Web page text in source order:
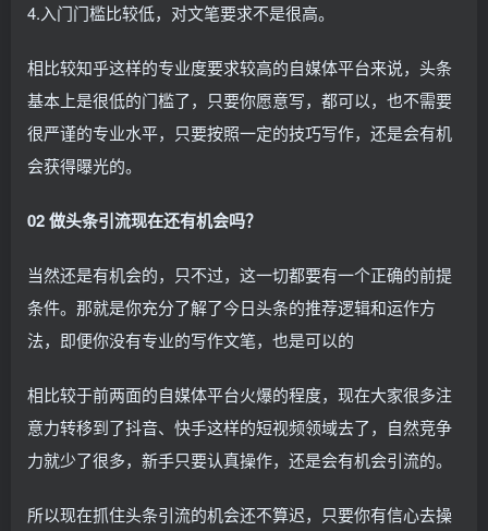
4.入门门槛比较低，对文笔要求不是很高。
相比较知乎这样的专业度要求较高的自媒体平台来说，头条
基本上是很低的门槛了，只要你愿意写，都可以，也不需要
很严谨的专业水平，只要按照一定的技巧写作，还是会有机
会获得曝光的。
02 做头条引流现在还有机会吗？
当然还是有机会的，只不过，这一切都要有一个正确的前提
条件。那就是你充分了解了今日头条的推荐逻辑和运作方
法，即便你没有专业的写作文笔，也是可以的
相比较于前两面的自媒体平台火爆的程度，现在大家很多注
意力转移到了抖音、快手这样的短视频领域去了，自然竞争
力就少了很多，新手只要认真操作，还是会有机会引流的。
所以现在抓住头条引流的机会还不算迟，只要你有信心去操